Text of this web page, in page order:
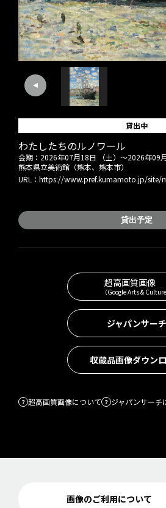
貸出中
わたしたちのルノワール
会期： 2026年07月18日 （土） ～2026年09
熊本県立美術館（熊本、熊本市）
URL： https://www.pref.kumamoto.jp/site/
貸出予定
超高画質画像
（Google Arts & Culture
ジャパンサーチ
収蔵品画像ダウン
超高画質画像について ジャパンサーチ
画像のご利用について